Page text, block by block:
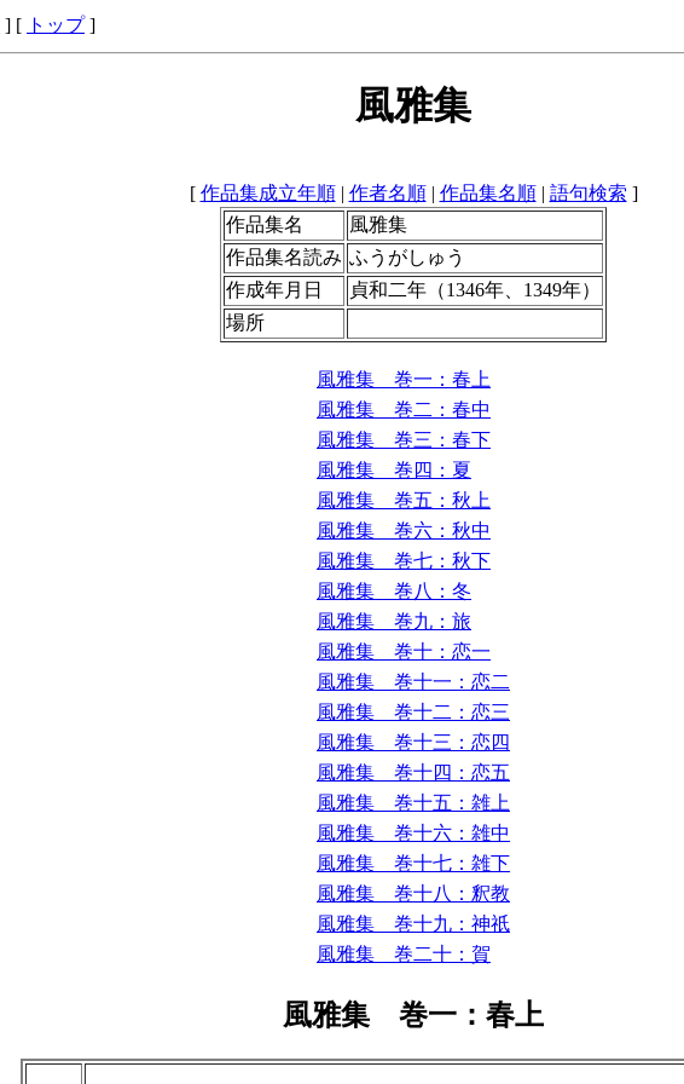
] [ トップ]
風雅集
[ 作品集成立年順| 作者名順| 作品集名順| 語句検索 ]
作品集名
風雅集
作品集名読み ふうがしゅう
作成年月日
貞和二年（1346年、1349年）
場所
風雅集 巻一：春上
風雅集 巻二：春中
風雅集 巻三：春下
風雅集 巻四：夏
風雅集 巻五：秋上
風雅集 巻六：秋中
風雅集 巻七：秋下
風雅集 巻八：冬
風雅集 巻九：旅
風雅集 巻十：恋一
風雅集 巻十一：恋二
風雅集 巻十二：恋三
風雅集 巻十三：恋四
風雅集 巻十四：恋五
風雅集 巻十五：雑上
風雅集 巻十六：雑中
風雅集 巻十七：雑下
風雅集 巻十八：釈教
風雅集 巻十九：神祇
風雅集 巻二十：賀
風雅集 巻一：春上